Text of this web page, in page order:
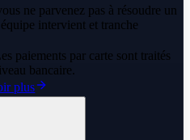
ne parvenez pas à résoudre un
intervient et tranche
paiements par carte sont traités
bancaire.
plus